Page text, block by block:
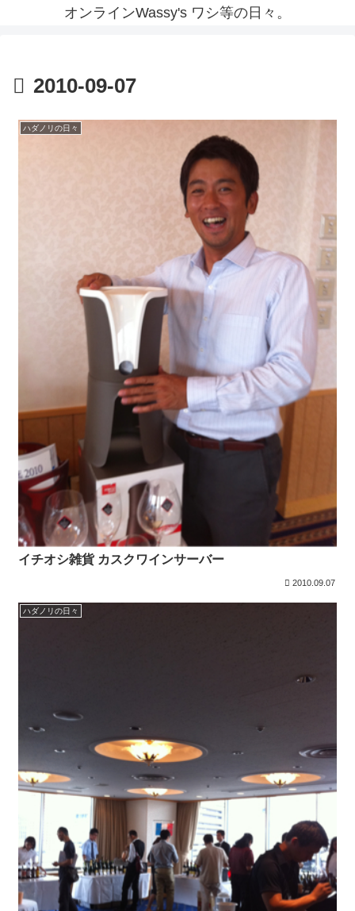
オンラインWassy's ワシ等の日々。
2010-09-07
ハダノリの日々
イチオシ雑貨 カスクワインサーバー
2010.09.07
ハダノリの日々